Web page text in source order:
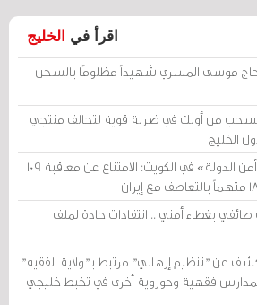
اقرأ في الخليج
موسى المسري شهيداً مظلومًا بالسجن
تنسحب من أوبك في ضربة قوية لتحالف منتجي
الخليج
محكمة «أمن الدولة» في الكويت: الامتناع عن معاقبة 109
بغطاء أمني .. انتقادات حادة لملف
عن "تنظيم إرهابي" مرتبط بـ"ولاية الفقيه"
فقهية وحوزوية أخرى في تخبط خليجي